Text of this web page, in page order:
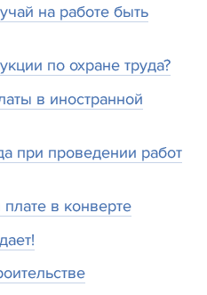
на работе быть
по охране труда?
в иностранной
при проведении работ
в конверте